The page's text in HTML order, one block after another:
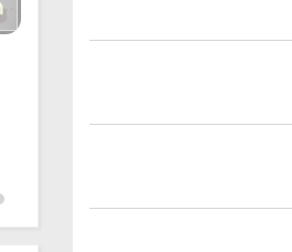
19347 | 2025-04-09